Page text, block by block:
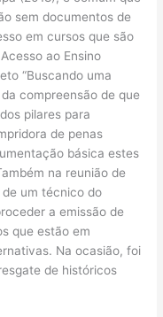
sem documentos de
em cursos que são
ao Ensino
“Buscando uma
compreensão de que
pilares para
de penas
básica estes
na reunião de
um técnico do
a emissão de
que estão em
Na ocasião, foi
de históricos